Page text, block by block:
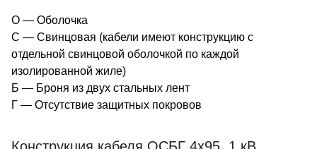
О — Оболочка
С — Свинцовая (кабели имеют конструкцию с
отдельной свинцовой оболочкой по каждой
изолированной жиле)
Б — Броня из двух стальных лент
Г — Отсутствие защитных покровов